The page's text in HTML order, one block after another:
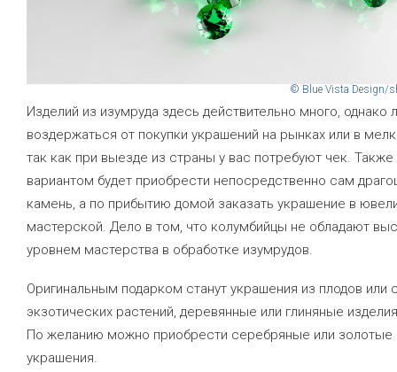
© Blue Vista Design/
Изделий из изумруда здесь действительно много, однако
воздержаться от покупки украшений на рынках или в
так как при выезде из страны у вас потребуют чек.
вариантом будет приобрести непосредственно сам
камень, а по прибытию домой заказать украшение в
мастерской. Дело в том, что колумбийцы не обладают
уровнем мастерства в обработке изумрудов.
Оригинальным подарком станут украшения из плодов или
экзотических растений, деревянные или глиняные
По желанию можно приобрести серебряные или золотые
украшения.